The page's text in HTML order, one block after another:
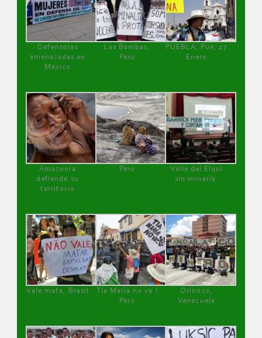
Defensoras
amenazadas en
México
Las Bambas,
Perú
PUEBLA, Pue, 27
Enero
Amazonía
defiende su
territorio
Perú
Valle del Elqui
sin minería.
Vale mata, Brasil
Tía María no va !
Perú
Orinoco,
Venezuela